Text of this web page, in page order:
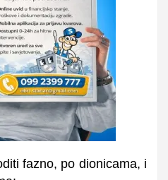
fazno, po dionicama, i